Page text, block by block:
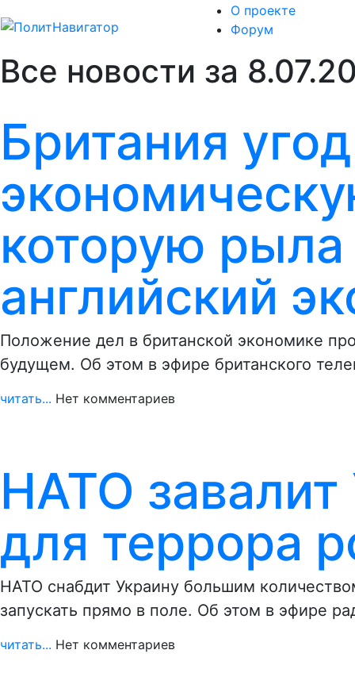
О проекте
Форум
Все новости за
Британия
которую
английский
Положение дел в британской экономике
будущем. Об этом в эфире британского
читать... Нет комментариев
НАТО
для террора
НАТО снабдит Украину большим
запускать прямо в поле. Об этом в эфире
читать... Нет комментариев